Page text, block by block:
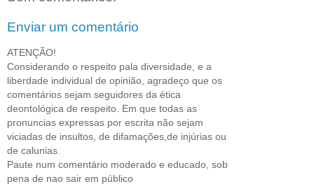
Enviar um comentário
ATENÇÃO!
Considerando o respeito pala diversidade, e a
liberdade individual de opinião, agradeço que os
comentários sejam seguidores da ética
deontológica de respeito. Em que todas as
pronuncias expressas por escrita não sejam
viciadas de insultos, de difamações,de injúrias ou
de calunias.
Paute num comentário moderado e educado, sob
pena de nao sair em público